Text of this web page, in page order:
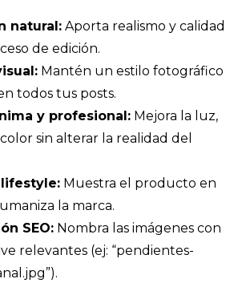
natural: Aporta realismo y calidad
de edición.
Mantén un estilo fotográfico
todos tus posts.
y profesional: Mejora la luz,
sin alterar la realidad del
Muestra el producto en
la marca.
SEO: Nombra las imágenes con
relevantes (ej: “pendientes-